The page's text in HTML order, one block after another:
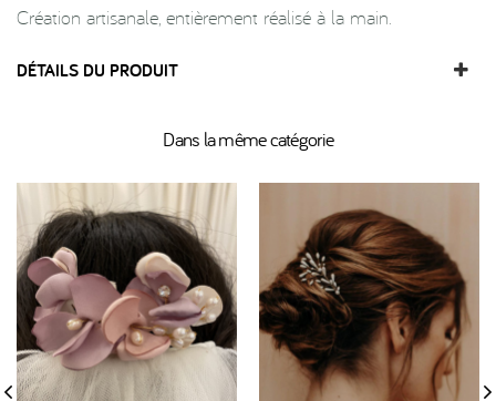
Création artisanale, entièrement réalisé à la main.
DÉTAILS DU PRODUIT
Dans la même catégorie